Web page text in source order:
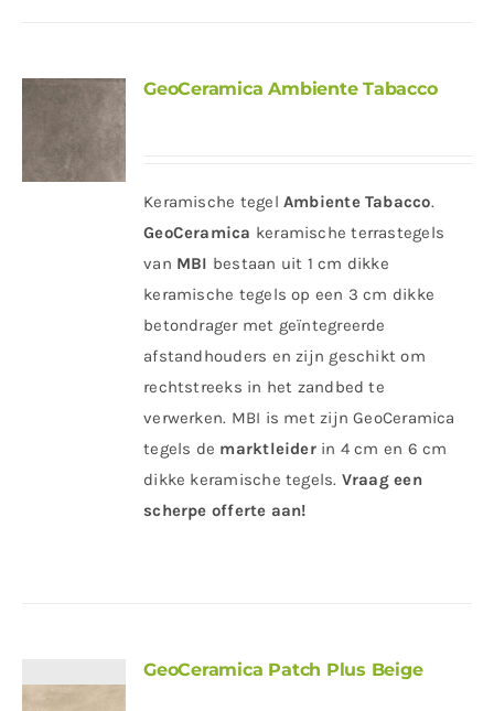
GeoCeramica Ambiente Tabacco
Keramische tegel Ambiente Tabacco.
GeoCeramica keramische terrastegels
van MBI bestaan uit 1 cm dikke
keramische tegels op een 3 cm dikke
betondrager met geïntegreerde
afstandhouders en zijn geschikt om
rechtstreeks in het zandbed te
verwerken. MBI is met zijn GeoCeramica
tegels de marktleiderin 4 cm en 6 cm
dikke keramische tegels. Vraag een
scherpe offerte aan!
GeoCeramica Patch Plus Beige